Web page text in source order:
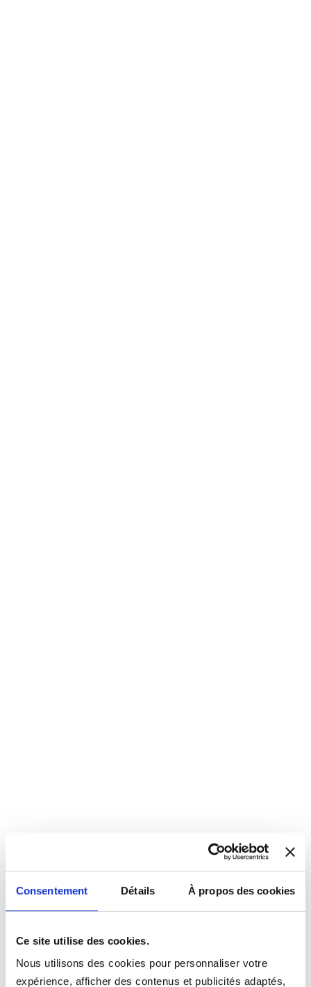
Consentement Détails À propos des cookies
Ce site utilise des cookies.
Nous utilisons des cookies pour personnaliser votre
expérience, afficher des contenus et publicités adaptés,